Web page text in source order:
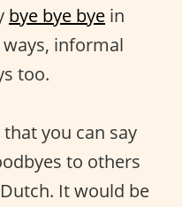
bye bye bye in
informal
too.
you can say
to others
It would be